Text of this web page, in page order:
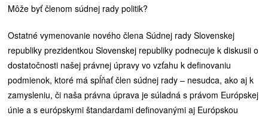
Môže byť členom súdnej rady politik?
Ostatné vymenovanie nového člena Súdnej rady Slovenskej
republiky prezidentkou Slovenskej republiky podnecuje k diskusii o
dostatočnosti našej právnej úpravy vo vzťahu k definovaniu
podmienok, ktoré má spĺňať člen súdnej rady – nesudca, ako aj k
zamysleniu, či naša právna úprava je súladná s právom Európskej
únie a s európskymi štandardami definovanými aj Európskou